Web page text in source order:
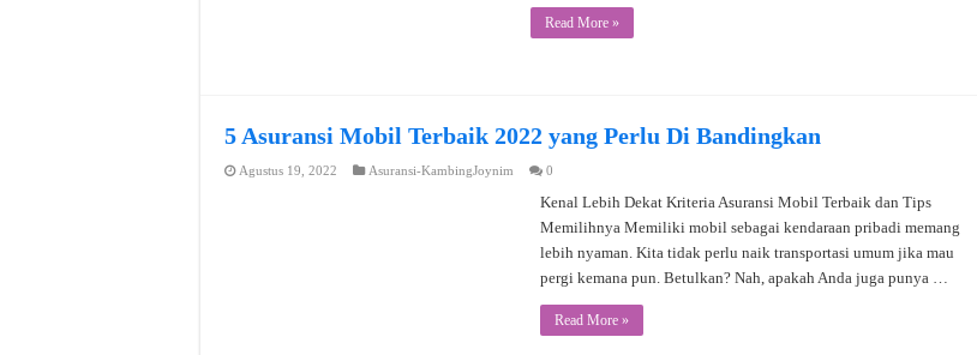
Read More »
5 Asuransi Mobil Terbaik 2022 yang Perlu Di Bandingkan
Agustus 19, 2022 Asuransi-KambingJoynim 0
Kenal Lebih Dekat Kriteria Asuransi Mobil Terbaik dan Tips
Memilihnya Memiliki mobil sebagai kendaraan pribadi memang
lebih nyaman. Kita tidak perlu naik transportasi umum jika mau
pergi kemana pun. Betulkan? Nah, apakah Anda juga punya …
Read More »